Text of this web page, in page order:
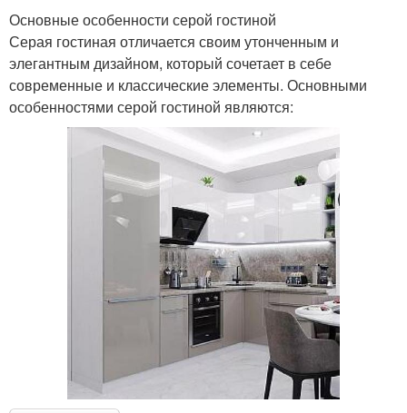
Основные особенности серой гостиной
Серая гостиная отличается своим утонченным и
элегантным дизайном, который сочетает в себе
современные и классические элементы. Основными
особенностями серой гостиной являются: